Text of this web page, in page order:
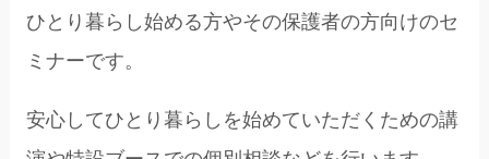
ひとり暮らし始める方やその保護者の方向けのセ
ミナーです。
安心してひとり暮らしを始めていただくための講